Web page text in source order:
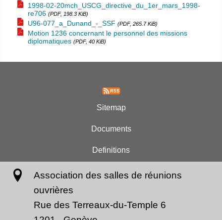
1998-02-20mch_USCG_directive_du_1er_mars_1998-
re706 (PDF, 198.3 KiB)
U96-077_a_Dunand_-_SSF (PDF, 265.7 KiB)
Motion 1236 concernant le personnel des missions
diplomatiques (PDF, 40 KiB)
Sitemap
Documents
Definitions
Association des salles de réunions
ouvrières
Rue des Terreaux-du-Temple 6